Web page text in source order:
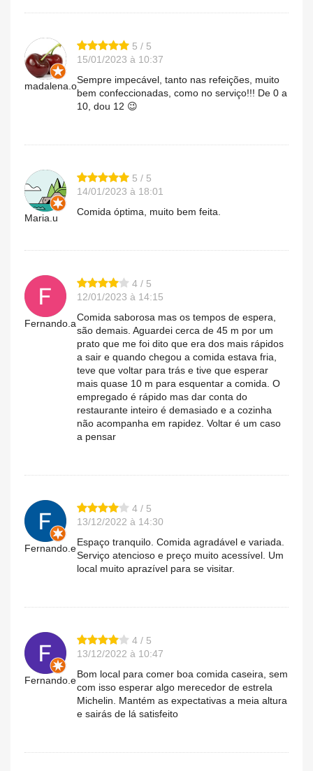
madalena.o
5 / 5
15/01/2023 à 10:37
Sempre impecável, tanto nas refeições, muito
bem confeccionadas, como no serviço!!! De 0 a
10, dou 12 😉
Maria.u
5 / 5
14/01/2023 à 18:01
Comida óptima, muito bem feita.
Fernando.a
4 / 5
12/01/2023 à 14:15
Comida saborosa mas os tempos de espera,
são demais. Aguardei cerca de 45 m por um
prato que me foi dito que era dos mais rápidos
a sair e quando chegou a comida estava fria,
teve que voltar para trás e tive que esperar
mais quase 10 m para esquentar a comida. O
empregado é rápido mas dar conta do
restaurante inteiro é demasiado e a cozinha
não acompanha em rapidez. Voltar é um caso
a pensar
Fernando.e
4 / 5
13/12/2022 à 14:30
Espaço tranquilo. Comida agradável e variada.
Serviço atencioso e preço muito acessível. Um
local muito aprazível para se visitar.
Fernando.e
4 / 5
13/12/2022 à 10:47
Bom local para comer boa comida caseira, sem
com isso esperar algo merecedor de estrela
Michelin. Mantém as expectativas a meia altura
e sairás de lá satisfeito